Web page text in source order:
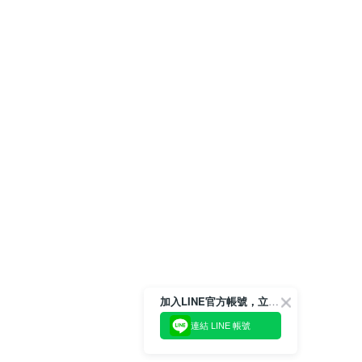
加入LINE官方帳號，立即獲得$100購物金!
連結 LINE 帳號